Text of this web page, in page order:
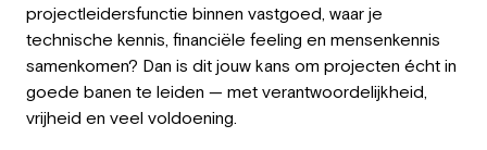
projectleidersfunctie binnen vastgoed, waar je
technische kennis, financiële feeling en mensenkennis
samenkomen? Dan is dit jouw kans om projecten écht in
goede banen te leiden — met verantwoordelijkheid,
vrijheid en veel voldoening.